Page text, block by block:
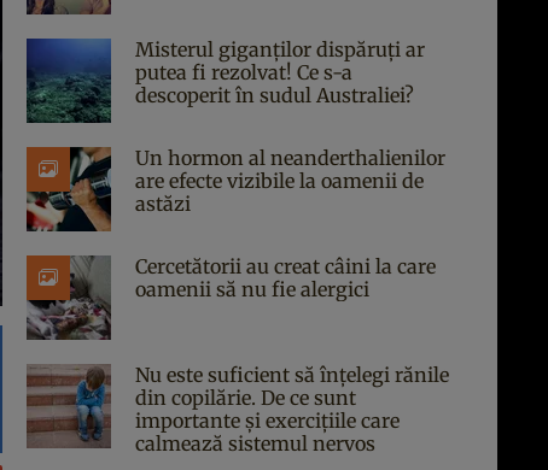
Misterul giganților dispăruți ar
putea fi rezolvat! Ce s-a
descoperit în sudul Australiei?
Un hormon al neanderthalienilor
are efecte vizibile la oamenii de
astăzi
Cercetătorii au creat câini la care
oamenii să nu fie alergici
Nu este suficient să înțelegi rănile
din copilărie. De ce sunt
importante și exercițiile care
calmează sistemul nervos